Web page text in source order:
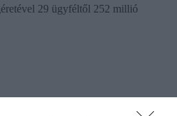
29 ügyféltől 252 millió